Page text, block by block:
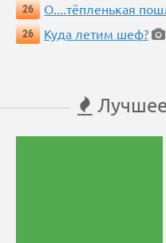
26
О....тёпленькая
26
Куда летим шеф?